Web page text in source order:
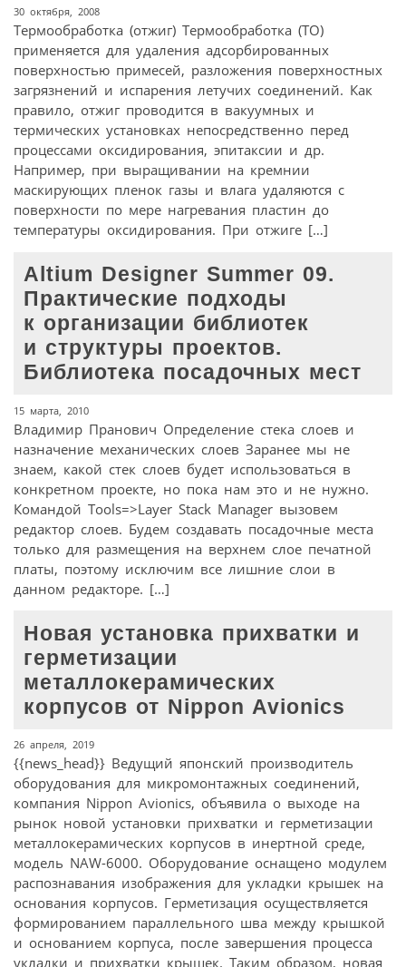
30 октября, 2008
Термообработка (отжиг) Термообработка (ТО)
применяется для удаления адсорбированных
поверхностью примесей, разложения поверхностных
загрязнений и испарения летучих соединений. Как
правило, отжиг проводится в вакуумных и
термических установках непосредственно перед
процессами оксидирования, эпитаксии и др.
Например, при выращивании на кремнии
маскирующих пленок газы и влага удаляются с
поверхности по мере нагревания пластин до
температуры оксидирования. При отжиге […]
Altium Designer Summer 09.
Практические подходы
к организации библиотек
и структуры проектов.
Библиотека посадочных мест
15 марта, 2010
Владимир Пранович Определение стека слоев и
назначение механических слоев Заранее мы не
знаем, какой стек слоев будет использоваться в
конкретном проекте, но пока нам это и не нужно.
Командой Tools=>Layer Stack Manager вызовем
редактор слоев. Будем создавать посадочные места
только для размещения на верхнем слое печатной
платы, поэтому исключим все лишние слои в
данном редакторе. […]
Новая установка прихватки и
герметизации
металлокерамических
корпусов от Nippon Avionics
26 апреля, 2019
{{news_head}} Ведущий японский производитель
оборудования для микромонтажных соединений,
компания Nippon Avionics, объявила о выходе на
рынок новой установки прихватки и герметизации
металлокерамических корпусов в инертной среде,
модель NAW-6000. Оборудование оснащено модулем
распознавания изображения для укладки крышек на
основания корпусов. Герметизация осуществляется
формированием параллельного шва между крышкой
и основанием корпуса, после завершения процесса
укладки и прихватки крышек. Таким образом, новая